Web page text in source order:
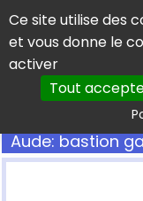
Panneau de gestion
Ce site utilise des
et vous donne le
activer
Tout
Aude: bastion